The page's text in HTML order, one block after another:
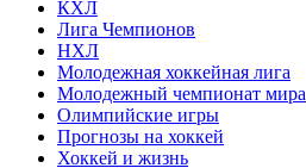
КХЛ
Лига Чемпионов
НХЛ
Молодежная хоккейная лига
Молодежный чемпионат мира
Олимпийские игры
Прогнозы на хоккей
Хоккей и жизнь